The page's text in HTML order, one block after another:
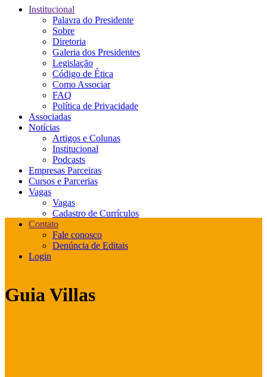
Institucional
Palavra do Presidente
Sobre
Diretoria
Galeria dos Presidentes
Legislação
Código de Ética
Como Associar
FAQ
Política de Privacidade
Associadas
Notícias
Artigos e Colunas
Institucional
Podcasts
Empresas Parceiras
Cursos e Parcerias
Vagas
Vagas
Cadastro de Currículos
Contato
Fale conosco
Denúncia de Editais
Login
Guia Villas